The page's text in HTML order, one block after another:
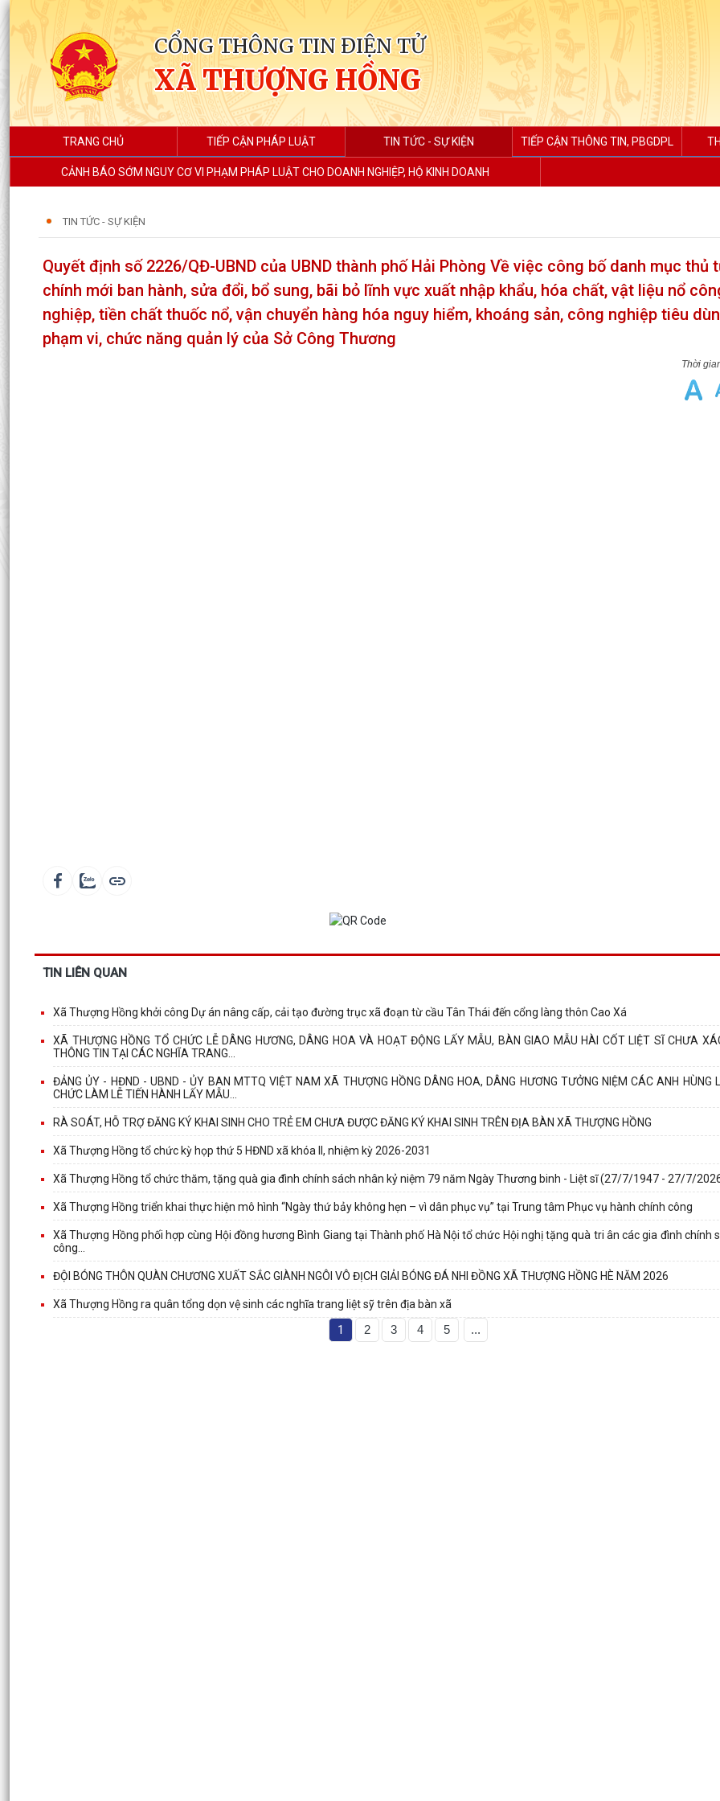
CỔNG THÔNG TIN ĐIỆN TỬ
XÃ THƯỢNG HỒNG
TRANG CHỦ TIẾP CẬN PHÁP LUẬT TIN TỨC - SỰ KIỆN TIẾP CẬN THÔNG TIN, PBGDPL
CẢNH BÁO SỚM NGUY CƠ VI PHẠM PHÁP LUẬT CHO DOANH NGHIỆP, HỘ KINH DOANH
TIN TỨC - SỰ KIỆN
Quyết định số 2226/QĐ-UBND của UBND thành phố Hải Phòng Về việc công bố danh mục thủ
chính mới ban hành, sửa đổi, bổ sung, bãi bỏ lĩnh vực xuất nhập khẩu, hóa chất, vật liệu nổ
nghiệp, tiền chất thuốc nổ, vận chuyển hàng hóa nguy hiểm, khoáng sản, công nghiệp tiêu
phạm vi, chức năng quản lý của Sở Công Thương
TIN LIÊN QUAN
Xã Thượng Hồng khởi công Dự án nâng cấp, cải tạo đường trục xã đoạn từ cầu Tân Thái đến cổng làng thôn Cao Xá
XÃ THƯỢNG HỒNG TỔ CHỨC LỄ DÂNG HƯƠNG, DÂNG HOA VÀ HOẠT ĐỘNG LẤY MẪU, BÀN GIAO MẪU HÀI CỐT LIỆT SĨ CHƯA
THÔNG TIN TẠI CÁC NGHĨA TRANG...
ĐẢNG ỦY - HĐND - UBND - ỦY BAN MTTQ VIỆT NAM XÃ THƯỢNG HỒNG DÂNG HOA, DÂNG HƯƠNG TƯỞNG NIỆM CÁC ANH HÙNG
CHỨC LÀM LỄ TIẾN HÀNH LẤY MẪU...
RÀ SOÁT, HỖ TRỢ ĐĂNG KÝ KHAI SINH CHO TRẺ EM CHƯA ĐƯỢC ĐĂNG KÝ KHAI SINH TRÊN ĐỊA BÀN XÃ THƯỢNG HỒNG
Xã Thượng Hồng tổ chức kỳ họp thứ 5 HĐND xã khóa II, nhiệm kỳ 2026-2031
Xã Thượng Hồng tổ chức thăm, tặng quà gia đình chính sách nhân kỷ niệm 79 năm Ngày Thương binh - Liệt sĩ (27/7/1947 - 27/7/
Xã Thượng Hồng triển khai thực hiện mô hình “Ngày thứ bảy không hẹn – vì dân phục vụ” tại Trung tâm Phục vụ hành chính công
Xã Thượng Hồng phối hợp cùng Hội đồng hương Bình Giang tại Thành phố Hà Nội tổ chức Hội nghị tặng quà tri ân các gia đình chính
công...
ĐỘI BÓNG THÔN QUÀN CHƯƠNG XUẤT SẮC GIÀNH NGÔI VÔ ĐỊCH GIẢI BÓNG ĐÁ NHI ĐỒNG XÃ THƯỢNG HỒNG HÈ NĂM 2026
Xã Thượng Hồng ra quân tổng dọn vệ sinh các nghĩa trang liệt sỹ trên địa bàn xã
1 2 3 4 5 ...